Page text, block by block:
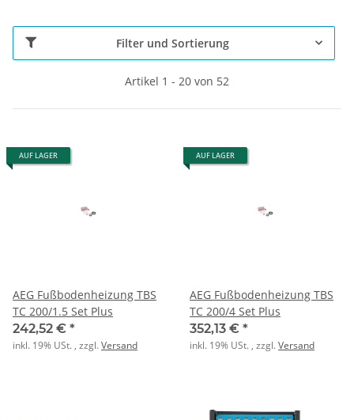
Filter und Sortierung
Artikel 1 - 20 von 52
AUF LAGER
AEG Fußbodenheizung TBS
TC 200/1.5 Set Plus
242,52 € *
inkl. 19% USt. , zzgl.Versand
AUF LAGER
AEG Fußbodenheizung TBS
TC 200/4 Set Plus
352,13 € *
inkl. 19% USt. , zzgl.Versand